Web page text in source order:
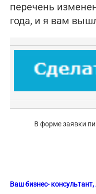
перечень
года, и я вам
В форме заявки
Ваш бизнес-